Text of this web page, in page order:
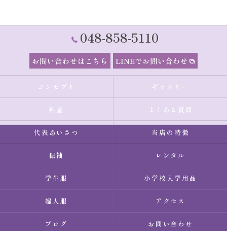
048-858-5110
お問い合わせはこちら LINEでお問い合わせ
コンセプト ギャラリー
料金 よくある質問
代表あいさつ 当店の特徴
振袖 レンタル
学生服 小学校入学用品
婦人服 アクセス
ブログ お問い合わせ